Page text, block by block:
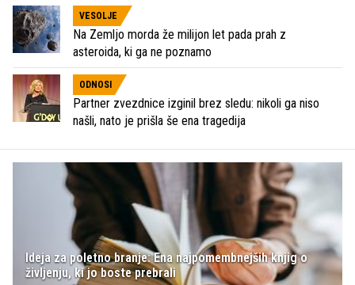
VESOLJE
Na Zemljo morda že milijon let pada prah z
asteroida, ki ga ne poznamo
ODNOSI
Partner zvezdnice izginil brez sledu: nikoli ga niso
našli, nato je prišla še ena tragedija
Ideja za poletno branje: Ena najpomembnejših knjig o
življenju, ki jo boste prebrali